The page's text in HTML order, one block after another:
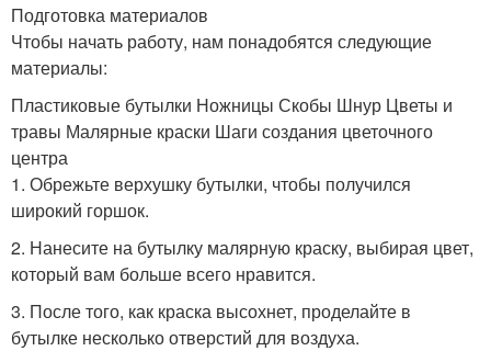
Подготовка материалов
Чтобы начать работу, нам понадобятся следующие
материалы:
Пластиковые бутылки Ножницы Скобы Шнур Цветы и
травы Малярные краски Шаги создания цветочного
центра
1. Обрежьте верхушку бутылки, чтобы получился
широкий горшок.
2. Нанесите на бутылку малярную краску, выбирая цвет,
который вам больше всего нравится.
3. После того, как краска высохнет, проделайте в
бутылке несколько отверстий для воздуха.